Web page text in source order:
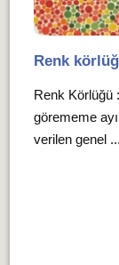
Renk
Renk Körlüğü
görememe
verilen genel ...